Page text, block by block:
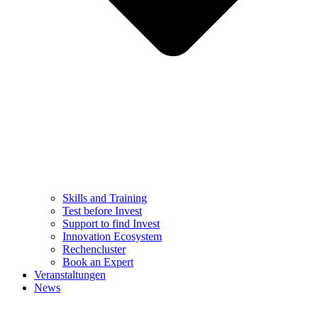
Skills and Training
Test before Invest
Support to find Invest
Innovation Ecosystem
Rechencluster​
Book an Expert
Veranstaltungen
News